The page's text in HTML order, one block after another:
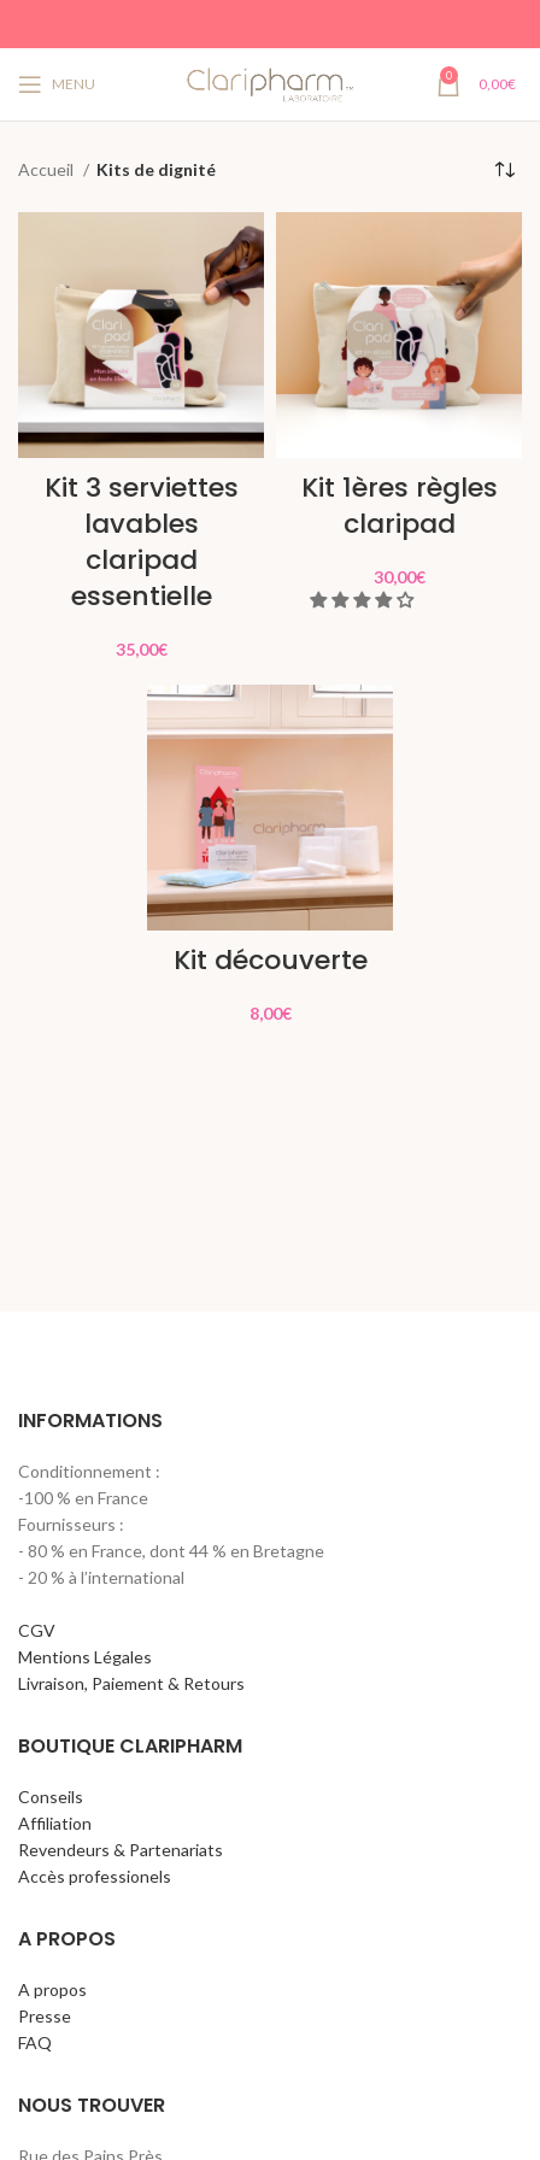
MENU 0 0,00€
Accueil Kits de dignité
Kit 3 serviettes
lavables
claripad
essentielle
35,00€
Kit 1ères règles
claripad
30,00€
Kit découverte
8,00€
INFORMATIONS
Conditionnement :
-100 % en France
Fournisseurs :
- 80 % en France, dont 44 % en Bretagne
- 20 % à l’international
CGV
Mentions Légales
Livraison, Paiement & Retours
BOUTIQUE CLARIPHARM
Conseils
Affiliation
Revendeurs & Partenariats
Accès professionels
A PROPOS
A propos
Presse
FAQ
NOUS TROUVER
Rue des Pains Près